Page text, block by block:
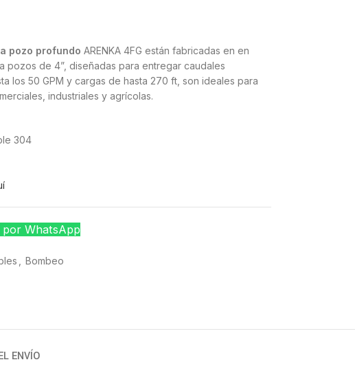
pozo profundo ARENKA 4FG están fabricadas en en
pozos de 4”, diseñadas para entregar caudales
los 50 GPM y cargas de hasta 270 ft, son ideales para
industriales y agrícolas.
304
por WhatsApp
Bombeo
ENVÍO